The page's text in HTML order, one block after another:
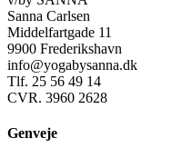
Sanna Carlsen
Middelfartgade 11
9900 Frederikshavn
info@yogabysanna.dk
Tlf. 25 56 49 14
CVR. 3960 2628
Genveje